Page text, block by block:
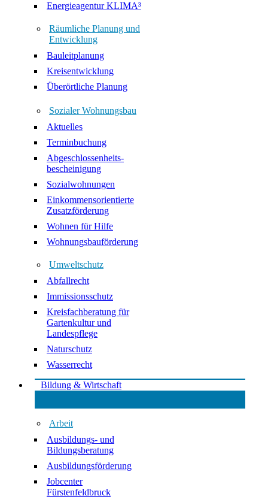
Energieagentur KLIMA³
Räumliche Planung und
Entwicklung
Bauleitplanung
Kreisentwicklung
Überörtliche Planung
Sozialer Wohnungsbau
Aktuelles
Terminbuchung
Abgeschlossenheits-
bescheinigung
Sozialwohnungen
Einkommensorientierte
Zusatzförderung
Wohnen für Hilfe
Wohnungsbauförderung
Umweltschutz
Abfallrecht
Immissionsschutz
Kreisfachberatung für
Gartenkultur und
Landespflege
Naturschutz
Wasserrecht
Bildung & Wirtschaft
Arbeit
Ausbildungs- und
Bildungsberatung
Ausbildungsförderung
Jobcenter
Fürstenfeldbruck